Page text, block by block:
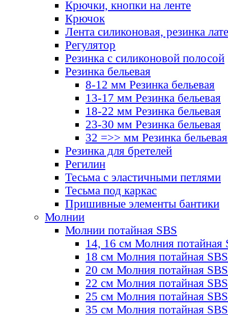
Крючки, кнопки на ленте
Крючок
Лента силиконовая, резинка
Регулятор
Резинка с силиконовой полосой
Резинка бельевая
8-12 мм Резинка бельевая
13-17 мм Резинка бельевая
18-22 мм Резинка бельевая
23-30 мм Резинка бельевая
32 =>> мм Резинка бельевая
Резинка для бретелей
Регилин
Тесьма с эластичными петлями
Тесьма под каркас
Пришивные элементы бантики
Молнии
Молнии потайная SBS
14, 16 см Молния потайная
18 см Молния потайная SBS
20 см Молния потайная SBS
22 см Молния потайная SBS
25 см Молния потайная SBS
35 см Молния потайная SBS